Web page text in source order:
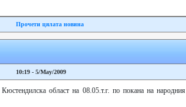
Прочети цялата новина
10:19 - 5/May/2009
област на 08.05.т.г. по покана на народния